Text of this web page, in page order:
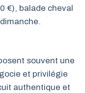
€), balade cheval
souvent une
et privilégie
authentique et